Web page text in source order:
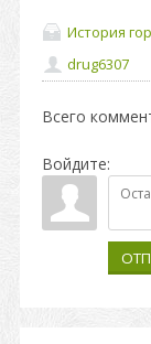
История
drug6307
Всего
Войдите: